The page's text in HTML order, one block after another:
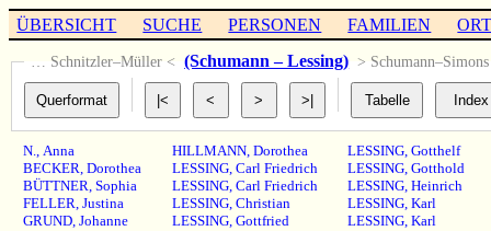
ÜBERSICHT SUCHE PERSONEN FAMILIEN
… Schnitzler–Müller < (Schumann – Lessing) >
N.,Anna
BECKER,Dorothea
BÜTTNER,Sophia
FELLER,Justina
GRUND,Johanne
HILLMANN, Dorothea
LESSING, Carl Friedrich
LESSING, Carl Friedrich
LESSING, Christian
LESSING, Gottfried
LESSING, Gotthelf
LESSING, Gotthold
LESSING, Heinrich
LESSING, Karl
LESSING, Karl